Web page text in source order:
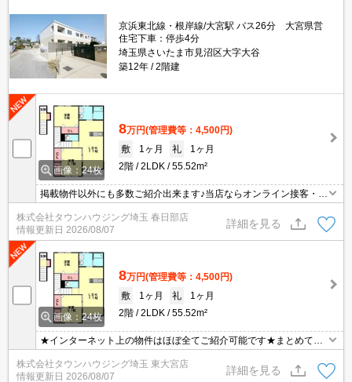
京浜東北線・根岸線/大宮駅 バス26分 大宮県営
住宅下車：停歩4分
埼玉県さいたま市見沼区大字大谷
築12年
2階建
画像：24枚
8万円(管理費等：4,500円)
敷
1ヶ月 礼
1ヶ月
2階
2LDK 55.52m²
掲載物件以外にも多数ご紹介出来ます♪当店ならオンライン接客・内
見可能です！メールでのお問い合わせの際は、電話番号も記載頂き
ますとスムーズに御対応できます♪
株式会社タウンハウジング埼玉 春日部店
情報更新日 2026/08/07
詳細を見る
画像：24枚
8万円(管理費等：4,500円)
敷
1ヶ月 礼
1ヶ月
2階
2LDK 55.52m²
★インターネット上の物件はほぼ全てご紹介可能です★まとめてご
紹介致します★お部屋探しは情報量地域No１の★タウンハウジング
東大宮店まで★
株式会社タウンハウジング埼玉 東大宮店
情報更新日 2026/08/07
詳細を見る